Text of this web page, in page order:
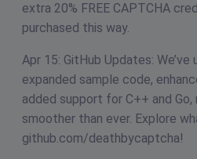
extra 20% FREE CAPTCHA
purchased this way.
Apr 15: GitHub Updates: We’ve
expanded sample code,
added support for C++ and
smoother than ever. Explore
github.com/deathbycaptcha!